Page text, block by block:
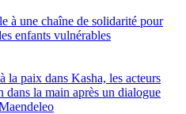
à une chaîne de solidarité pour
enfants vulnérables
la paix dans Kasha, les acteurs
dans la main après un dialogue